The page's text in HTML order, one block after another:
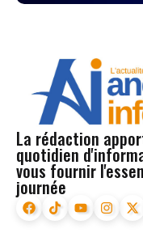
La rédaction
quotidien
vous fournir
journée